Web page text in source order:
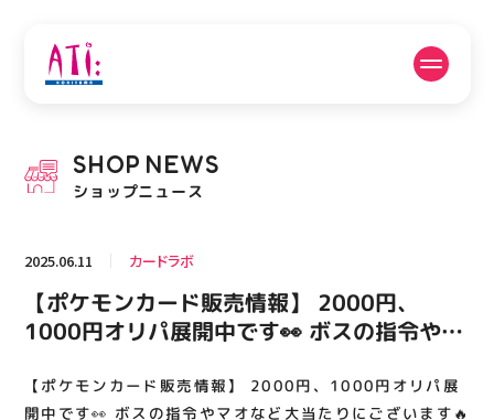
PICK UP NEWS
ピックアップニュース
フロアガイド 営業時間
ACCESS
アクセス・駐車場
RECRUIT
スタッフ募集
SHOP NEWS
ショップニュース
2025.06.11 カードラボ
【ポケモンカード販売情報】 2000円、
1000円オリパ展開中です👀 ボスの指令やマ
ちしております🩵
【ポケモンカード販売情報】 2000円、1000円オリパ展
開中です👀 ボスの指令やマオなど大当たりにございます🔥